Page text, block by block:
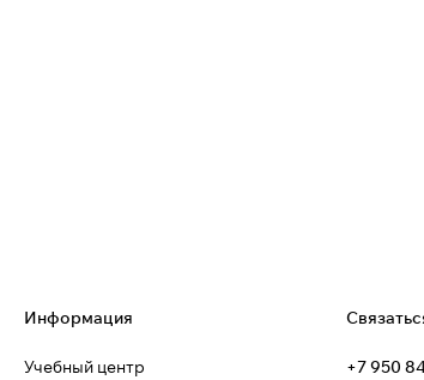
Информация
Учебный центр +7 950